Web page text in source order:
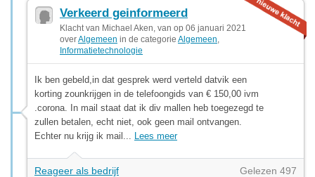
Verkeerd geinformeerd
Klacht van Michael Aken, van op 06 januari 2021
overAlgemeen in de categorie Algemeen
Informatietechnologie
Ik ben gebeld,in dat gesprek werd verteld datvik een
korting zounkrijgen in de telefoongids van € 150,00 ivm
.corona. In mail staat dat ik div mallen heb toegezegd te
zullen betalen, echt niet, ook geen mail ontvangen.
Echter nu krijg ik mail... Lees meer
Reageer als bedrijf Gelezen 497